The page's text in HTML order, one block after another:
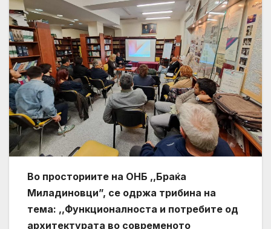
Во просториите на ОНБ ,,Браќа
Миладиновци”, се одржа трибина на
тема: ,,Функционалноста и потребите од
архитектурата во современото